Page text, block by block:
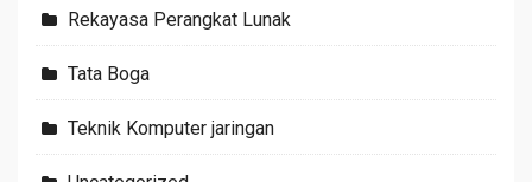
Rekayasa Perangkat Lunak
Tata Boga
Teknik Komputer jaringan